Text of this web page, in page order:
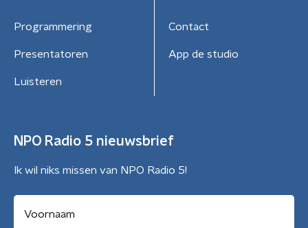
Programmering
Presentatoren
Luisteren
Contact
App de studio
NPO Radio 5 nieuwsbrief
Ik wil niks missen van NPO Radio 5!